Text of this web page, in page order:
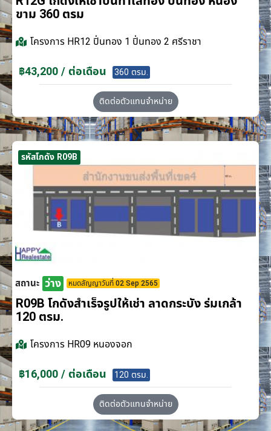
ขาม 360 ตรม
โครงการ HR12 ปิ่นทอง 1 ปิ่นทอง 2 ศรีราชา
฿43,200 / ต่อเดือน 360 ตรม.
ติดต่อตัวแทนจำหน่าย
รหัสโกดัง R09B
สถานะ ว่าง หมดสัญญาวันที่ 02 Sep 2565
R09B โกดังสำเร็จรูปให้เช่า ลาดกระบัง​ ร่มเกล้า
120 ตรม.
โครงการ HR09 หนองจอก
฿16,000 / ต่อเดือน 120 ตรม.
ติดต่อตัวแทนจำหน่าย